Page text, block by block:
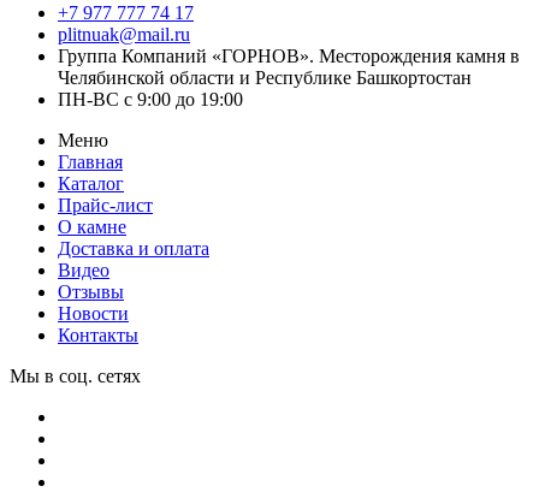
+7 977 777 74 17
plitnuak@mail.ru
Группа Компаний «ГОРНОВ». Месторождения камня в
Челябинской области и Республике Башкортостан
ПН-ВС с 9:00 до 19:00
Меню
Главная
Каталог
Прайс-лист
О камне
Доставка и оплата
Видео
Отзывы
Новости
Контакты
Мы в соц. сетях